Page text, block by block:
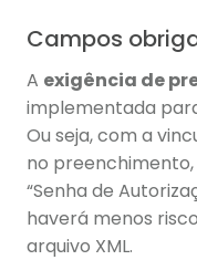
Campos
A exigência de
implementada
Ou seja, com a
no preenchimento,
“Senha de
haverá menos
arquivo XML.